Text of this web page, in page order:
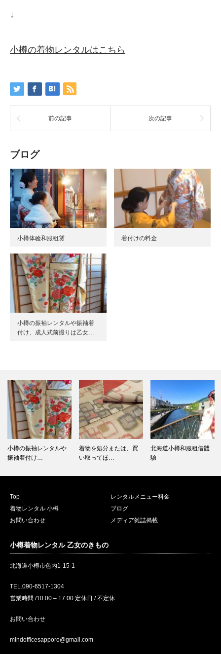
↓
小樽の着物レンタルはこちら
前の記事 次の記事
ブログ
小樽体验和服租赁 着付けの料金
小樽の振袖レンタルや振袖着
付け、成人式前撮りは乙女…
小樽の振袖レンタルや
振袖着付け…
着物を処分または、買
い取ってほ…
北海道小樽和服租借體
驗
Top
レンタルメニュー料金
着物レンタル 小樽
ブログ
お問い合わせ
メディア雑誌掲載
小樽着物レンタル 乙女のきもの
北海道小樽市色内1-15-1
TEL.090-6517-1304
営業時間 /10:00 – 17:00 定休日 / 不定休
お問い合わせ
mindofficesapporo@gmail.com